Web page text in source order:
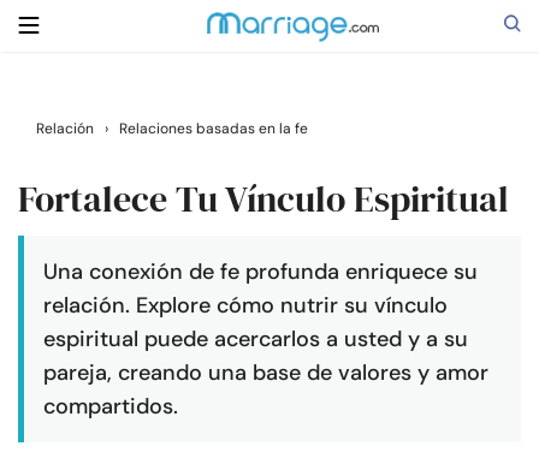
Buscar
Casarse
Relaciones
Familia
Relación › Relaciones basadas en la fe
Fortalece Tu Vínculo Espiritual
Una conexión de fe profunda enriquece su
relación. Explore cómo nutrir su vínculo
espiritual puede acercarlos a usted y a su
pareja, creando una base de valores y amor
compartidos.